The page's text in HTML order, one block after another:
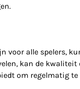
voor alle spelers,
kan de
om regelmatig te